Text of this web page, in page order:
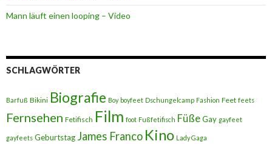
Mann läuft einen looping – Video
SCHLAGWÖRTER
Barfuß Bikini Biografie Boy boyfeet Dschungelcamp Fashion Feet feets
Fernsehen Fetifisch Film foot Fußfetifisch FüßeGay gayfeet
gayfeets Geburtstag James Franco Kino Lady Gaga